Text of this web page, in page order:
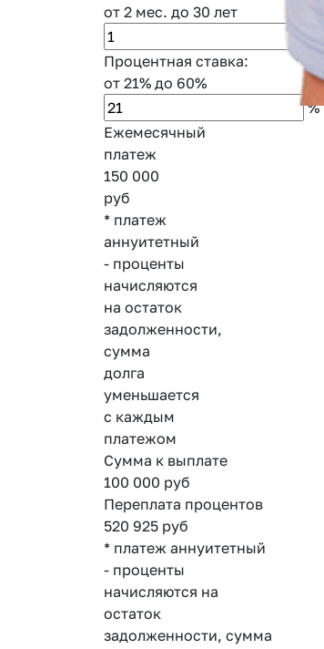
от 2 мес. до 30 лет
год
Процентная ставка:
от 21% до 60%
%
Ежемесячный
платеж
150 000
руб
* платеж
аннуитетный
- проценты
начисляются
на остаток
задолженности,
сумма
долга
уменьшается
с каждым
платежом
Сумма к выплате
100 000 руб
Переплата процентов
520 925 руб
* платеж аннуитетный
- проценты
начисляются на
остаток
задолженности, сумма